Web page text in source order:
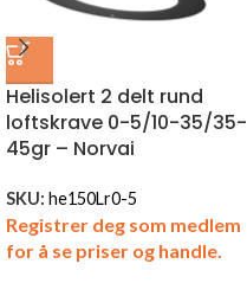
Helisolert 2 delt rund
loftskrave 0-5/10-35/35-
45gr – Norvai
SKU: he150Lr0-5
Registrer deg som medlem
for å se priser og handle.